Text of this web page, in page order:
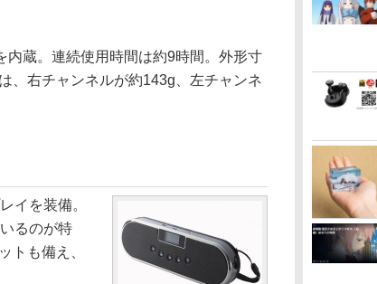
蔵。連続使用時間は約9時間。外形寸
、右チャンネルが約143g、左チャンネ
イを装備。
るのが特
トも備え、